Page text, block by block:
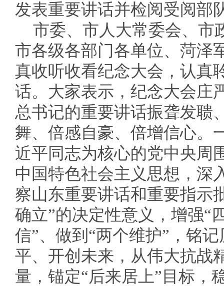
发表重要讲话并检阅受阅部
市委、市人大常委会、市
市各级各部门各单位、菏泽
真收听收看纪念大会，认真
话。大家表示，纪念大会庄
总书记的重要讲话振聋发聩
舞、倍感自豪、倍增信心。
近平同志为核心的党中央周
中国特色社会主义思想，深
察山东重要讲话和重要指示
确立”的决定性意义，增强“
信”、做到“两个维护”，铭
平、开创未来，从伟大抗战
量，锚定“后来居上”目标，